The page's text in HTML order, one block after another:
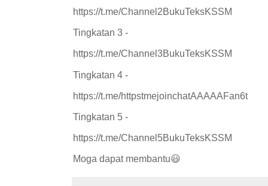
https://t.me/Channel2BukuTeksKSSM
Tingkatan 3 -
https://t.me/Channel3BukuTeksKSSM
Tingkatan 4 -
https://t.me/httpstmejoinchatAAAAAFan6t
Tingkatan 5 -
https://t.me/Channel5BukuTeksKSSM
Moga dapat membantu😃